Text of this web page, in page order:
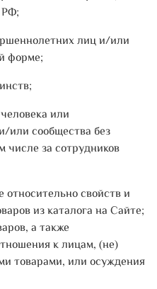
лиц и/или
форме;
или
или сообщества без
числе за сотрудников
относительно свойств и
из каталога на Сайте;
а также
к лицам, (не)
товарами, или осуждения